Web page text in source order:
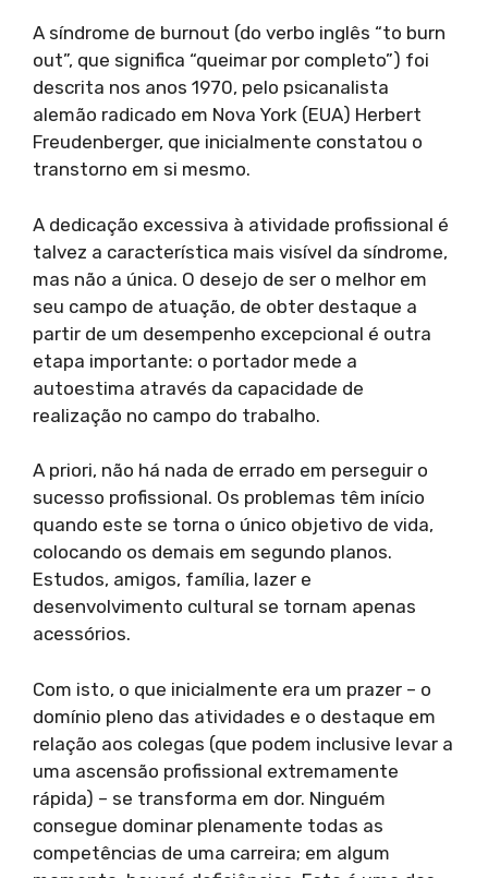
A síndrome de burnout (do verbo inglês “to burn
out”, que significa “queimar por completo”) foi
descrita nos anos 1970, pelo psicanalista
alemão radicado em Nova York (EUA) Herbert
Freudenberger, que inicialmente constatou o
transtorno em si mesmo.
A dedicação excessiva à atividade profissional é
talvez a característica mais visível da síndrome,
mas não a única. O desejo de ser o melhor em
seu campo de atuação, de obter destaque a
partir de um desempenho excepcional é outra
etapa importante: o portador mede a
autoestima através da capacidade de
realização no campo do trabalho.
A priori, não há nada de errado em perseguir o
sucesso profissional. Os problemas têm início
quando este se torna o único objetivo de vida,
colocando os demais em segundo planos.
Estudos, amigos, família, lazer e
desenvolvimento cultural se tornam apenas
acessórios.
Com isto, o que inicialmente era um prazer – o
domínio pleno das atividades e o destaque em
relação aos colegas (que podem inclusive levar a
uma ascensão profissional extremamente
rápida) – se transforma em dor. Ninguém
consegue dominar plenamente todas as
competências de uma carreira; em algum